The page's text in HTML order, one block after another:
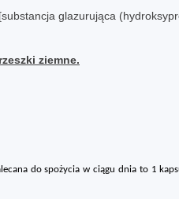
glazurująca
ziemne.
do spożycia w ciągu dnia to 1